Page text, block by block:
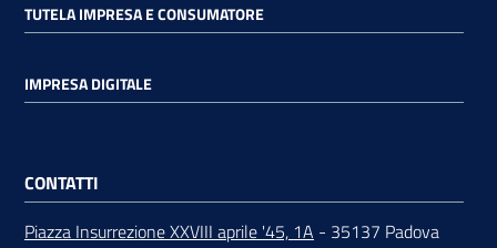
TUTELA IMPRESA E CONSUMATORE
IMPRESA DIGITALE
CONTATTI
Piazza Insurrezione XXVIII aprile '45, 1A - 35137 Padova